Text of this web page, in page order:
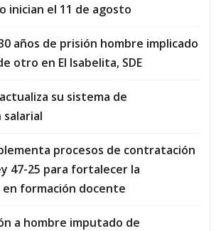
inician el 11 de agosto
años de prisión hombre implicado
otro en El Isabelita, SDE
su sistema de
salarial
procesos de contratación
47-25 para fortalecer la
formación docente
a hombre imputado de